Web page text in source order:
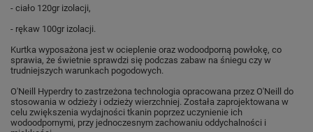
- ciało 120gr izolacji,
- rękaw 100gr izolacji.
Kurtka wyposażona jest w ocieplenie oraz wodoodporną powłokę, co
sprawia, że świetnie sprawdzi się podczas zabaw na śniegu czy w
trudniejszych warunkach pogodowych.
O'Neill Hyperdry to zastrzeżona technologia opracowana przez O'Neill do
stosowania w odzieży i odzieży wierzchniej. Została zaprojektowana w
celu zwiększenia wydajności tkanin poprzez uczynienie ich
wodoodpornymi, przy jednoczesnym zachowaniu oddychalności i